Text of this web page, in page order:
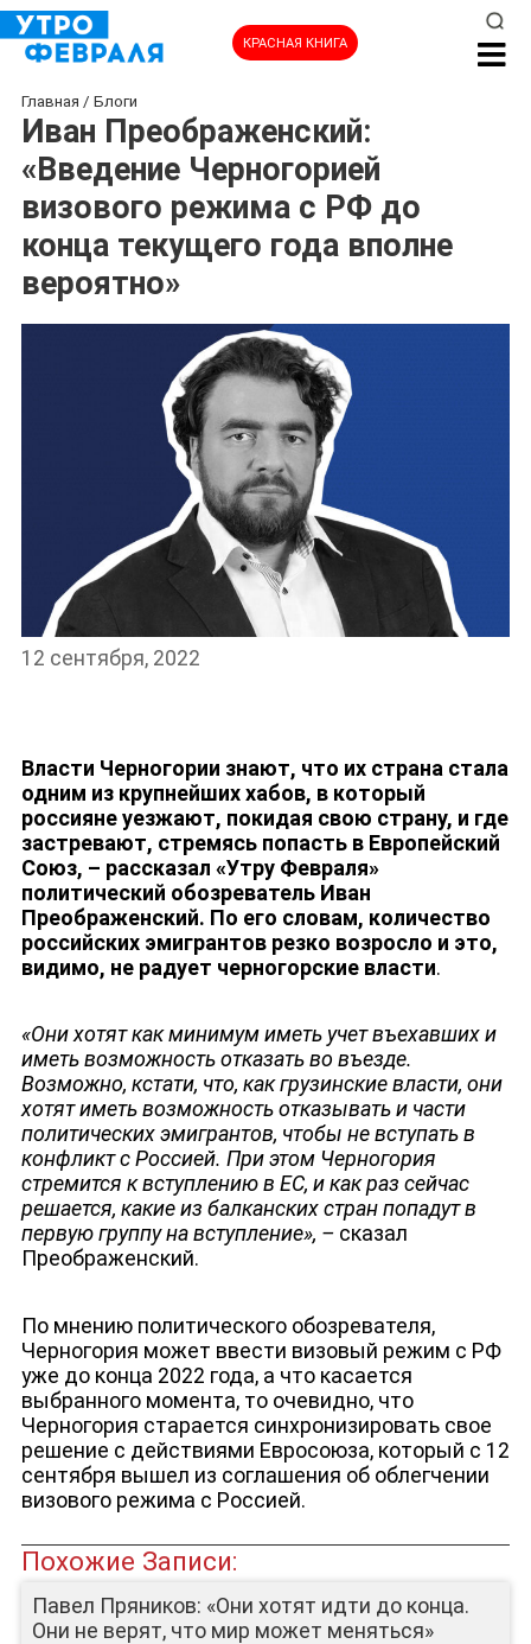
КРАСНАЯ КНИГА
НОВОСТИ
ДЕПУТАТЫ К СЪЕЗДУ
ЮТУБ-КАНАЛ
Главная / Блоги
Иван Преображенский:
«Введение Черногорией
визового режима с РФ до
конца текущего года вполне
вероятно»
12 сентября, 2022
Власти Черногории знают, что их страна стала
одним из крупнейших хабов, в который
россияне уезжают, покидая свою страну, и где
застревают, стремясь попасть в Европейский
Союз, – рассказал «Утру Февраля»
политический обозреватель Иван
Преображенский. По его словам, количество
российских эмигрантов резко возросло и это,
видимо, не радует черногорские власти.
«Они хотят как минимум иметь учет въехавших и
иметь возможность отказать во въезде.
Возможно, кстати, что, как грузинские власти, они
хотят иметь возможность отказывать и части
политических эмигрантов, чтобы не вступать в
конфликт с Россией. При этом Черногория
стремится к вступлению в ЕС, и как раз сейчас
решается, какие из балканских стран попадут в
первую группу на вступление», – сказал
Преображенский.
По мнению политического обозревателя,
Черногория может ввести визовый режим с РФ
уже до конца 2022 года, а что касается
выбранного момента, то очевидно, что
Черногория старается синхронизировать свое
решение с действиями Евросоюза, который с 12
сентября вышел из соглашения об облегчении
визового режима с Россией.
Похожие Записи:
Павел Пряников: «Они хотят идти до конца.
Они не верят, что мир может меняться»